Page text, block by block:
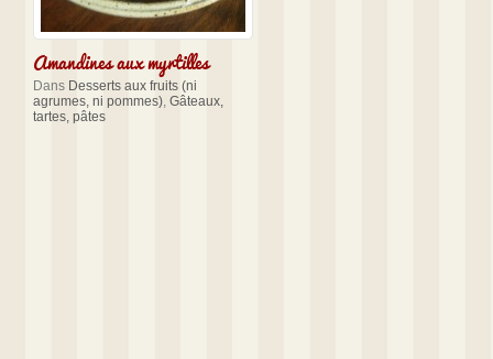
Amandines aux myrtilles
Dans Desserts aux fruits (ni
agrumes, ni pommes), Gâteaux,
tartes, pâtes